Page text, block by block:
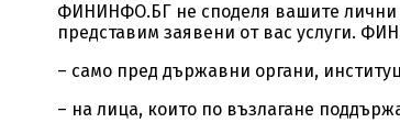
ФИНИНФО.БГ не споделя вашите лични
представим заявени от вас услуги.
– само пред държавни органи,
– на лица, които по възлагане